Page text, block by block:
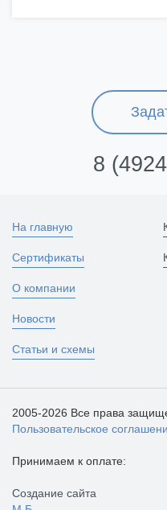
8
На главную
Сертификаты
О компании
Новости
Статьи и схемы
2005-2026 Все права
Пользовательское
Принимаем к оплате:
Создание сайта